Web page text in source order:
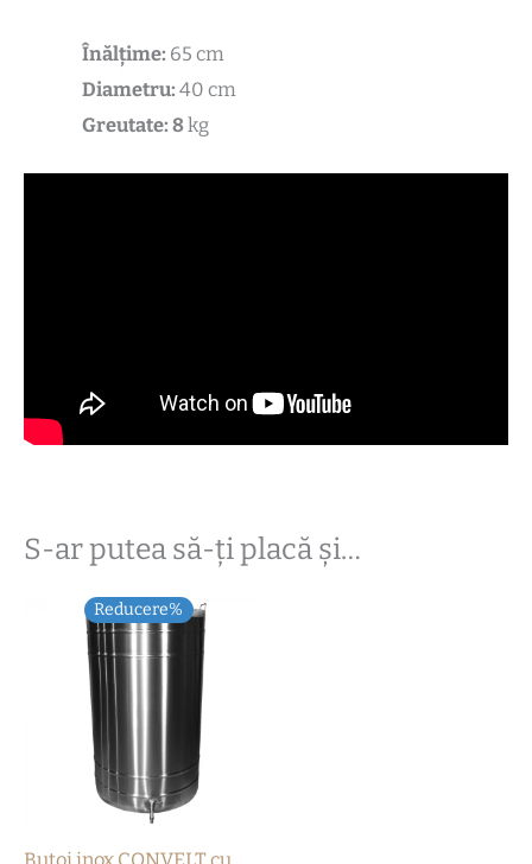
Înălțime: 65 cm
Diametru: 40 cm
Greutate: 8 kg
S-ar putea să-ți placă și…
Reducere%